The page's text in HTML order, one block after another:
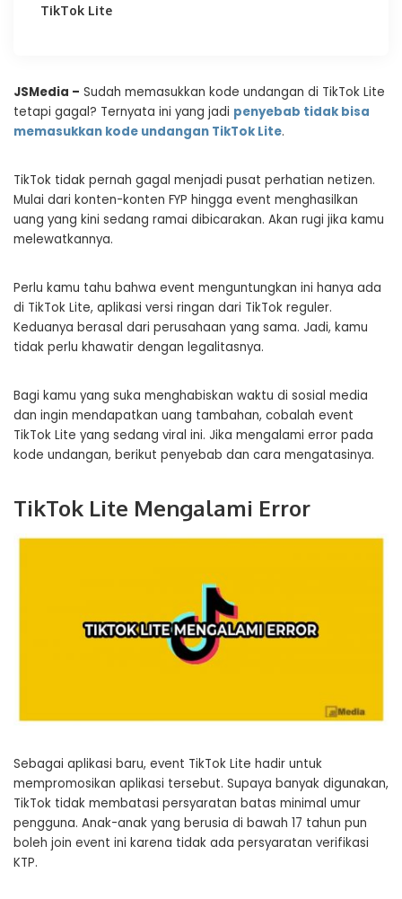
TikTok Lite
JSMedia – Sudah memasukkan kode undangan di TikTok Lite
tetapi gagal? Ternyata ini yang jadi penyebab tidak bisa
memasukkan kode undangan TikTok Lite.
TikTok tidak pernah gagal menjadi pusat perhatian netizen.
Mulai dari konten-konten FYP hingga event menghasilkan
uang yang kini sedang ramai dibicarakan. Akan rugi jika kamu
melewatkannya.
Perlu kamu tahu bahwa event menguntungkan ini hanya ada
di TikTok Lite, aplikasi versi ringan dari TikTok reguler.
Keduanya berasal dari perusahaan yang sama. Jadi, kamu
tidak perlu khawatir dengan legalitasnya.
Bagi kamu yang suka menghabiskan waktu di sosial media
dan ingin mendapatkan uang tambahan, cobalah event
TikTok Lite yang sedang viral ini. Jika mengalami error pada
kode undangan, berikut penyebab dan cara mengatasinya.
TikTok Lite Mengalami Error
Sebagai aplikasi baru, event TikTok Lite hadir untuk
mempromosikan aplikasi tersebut. Supaya banyak digunakan,
TikTok tidak membatasi persyaratan batas minimal umur
pengguna. Anak-anak yang berusia di bawah 17 tahun pun
boleh join event ini karena tidak ada persyaratan verifikasi
KTP.